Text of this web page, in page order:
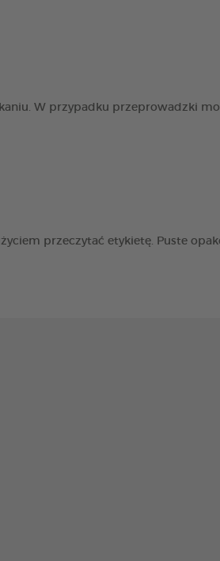
W przypadku przeprowadzki
przeczytać etykietę. Puste